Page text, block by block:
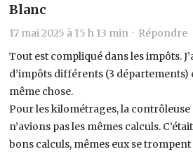
Blanc
17 mai 2025 à 15 h 13 min · Répondre
Tout est compliqué dans les impôts.
d’impôts différents (3 départements)
même chose.
Pour les kilométrages, la contrôleuse
n’avions pas les mêmes calculs.
bons calculs, mêmes eux se trompent